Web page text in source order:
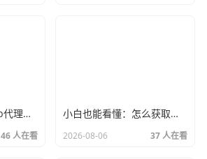
2026年有什么好的ip代理软件？亲测后我只推荐这几个
46 人在看
小白也能看懂：怎么获取代理ip和端口号，一步步教会你
2026-08-06 37 人在看